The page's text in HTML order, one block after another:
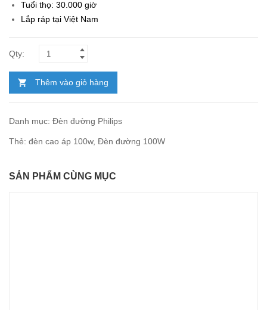
Tuổi thọ: 30.000 giờ
Lắp ráp tại Việt Nam
Thêm vào giỏ hàng
Danh mục: Đèn đường Philips
Thẻ: đèn cao áp 100w, Đèn đường 100W
SẢN PHẨM CÙNG MỤC